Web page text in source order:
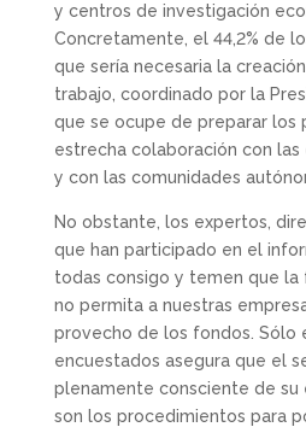
y centros de investigación
Concretamente, el 44,2% de
que sería necesaria la
trabajo, coordinado por la
que se ocupe de preparar los
estrecha colaboración con las
y con las comunidades
No obstante, los expertos,
que han participado en el
todas consigo y temen que
no permita a nuestras
provecho de los fondos. Sólo
encuestados asegura que el
plenamente consciente de su
son los procedimientos para